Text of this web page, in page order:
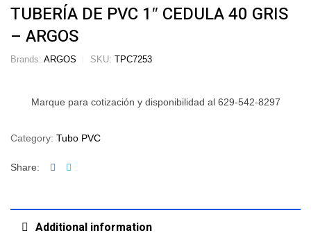
TUBERÍA DE PVC 1″ CEDULA 40 GRIS
– ARGOS
Brands: ARGOS SKU: TPC7253
Marque para cotización y disponibilidad al 629-542-8297
Category: Tubo PVC
Share: Facebook
Additional information